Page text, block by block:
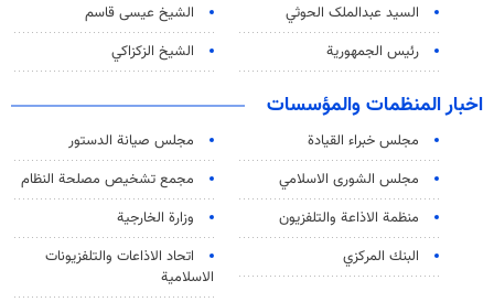
السید عبدالملک الحوثي
الشيخ عيسى قاسم
رئيس الجمهورية
الشيخ الزكزاكي
اخبار المنظمات والمؤسسات
مجلس خبراء القيادة
مجلس صيانة الدستور
مجلس الشورى الاسلامي
مجمع تشخيص مصلحة النظام
منظمة الاذاعة والتلفزیون
وزارة الخارجية
البنك المركزي
اتحاد الاذاعات والتلفزيونات
الاسلامية